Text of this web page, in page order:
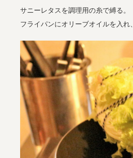
サニーレタスを調理用の糸で縛る。
フライパンにオリーブオイルを入れ